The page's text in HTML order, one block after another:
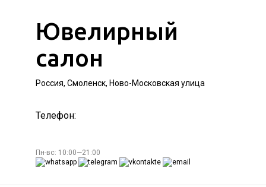
Ювелирный
салон
Россия, Смоленск, Ново-Московская улица
Телефон:
Пн-вс: 10:00—21:00